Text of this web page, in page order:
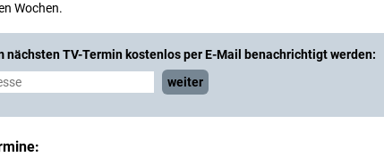
Wochen.
nächsten TV-Termin kostenlos per E-Mail benachrichtigt werden:
weiter